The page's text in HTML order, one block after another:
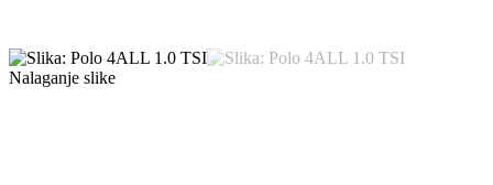
Nalaganje slike